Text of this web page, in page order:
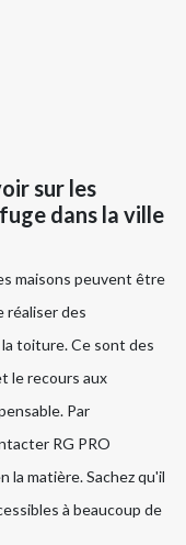
sur les
dans la ville
maisons peuvent être
réaliser des
toiture. Ce sont des
le recours aux
Par
RG PRO
la matière. Sachez qu'il
à beaucoup de